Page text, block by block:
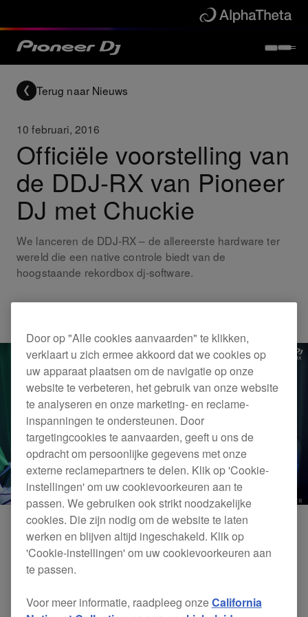
Terug naar Nieuws
10 februari, 2016
Officiële voorstelling van
de DDJ-RX van Pioneer
DJ met Chuckie
We lanceren de DDJ-RX – de allereerste hardware ter
wereld die een native controle biedt van de
hoogstaande rekordbox dj-software.
Door op "Alle cookies aanvaarden" te klikken,
verklaart u zich ermee akkoord dat we cookies op
uw apparaat plaatsen om de navigatie op onze
website te verbeteren, het gebruik van onze website
te analyseren en onze marketing- en reclame-
inspanningen te ondersteunen. Door
targetingcookies te aanvaarden, geeft u ons de
opdracht om persoonlijke gegevens met onze
externe reclamepartners te delen. Klik op 'Cookie-
instellingen' om uw cookievoorkeuren aan te
passen. We gebruiken ook strikt noodzakelijke
cookies. Die zijn nodig om de website te laten
werken en blijven altijd ingeschakeld. Klik op
'Cookie-instellingen' om uw cookievoorkeuren aan
te passen.
Voor meer informatie, raadpleeg onzeCalifornia